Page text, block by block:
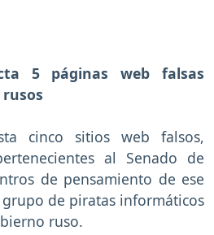
5 páginas web falsas
cinco sitios web falsos,
al Senado de
de pensamiento de ese
de piratas informáticos
ruso.